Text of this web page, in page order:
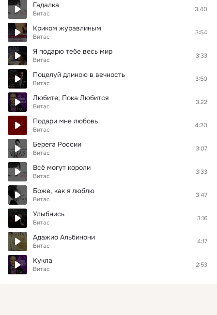
Гадалка
Витас
3:40
Криком журавлиным
Витас
3:54
Я подарю тебе весь мир
Витас
3:33
Поцелуй длиною в вечность
Витас
3:50
Любите, Пока Любится
Витас
3:22
Подари мне любовь
Витас
4:20
Берега России
Витас
3:07
Всё могут короли
Витас
3:33
Боже, как я люблю
Витас
3:47
Улыбнись
Витас
3:16
Адажио Альбинони
Витас
4:17
Кукла
Витас
2:53